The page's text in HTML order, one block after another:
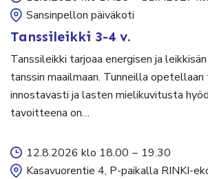
Sansinpellon päiväkoti
Tanssileikki 3-4 v.
Tanssileikki tarjoaa energisen ja
tanssin maailmaan. Tunneilla
innostavasti ja lasten mielikuvitusta
tavoitteena on…
12.8.2026 klo 18.00 – 19.30
Kasavuorentie 4, P-paikalla RINKI-